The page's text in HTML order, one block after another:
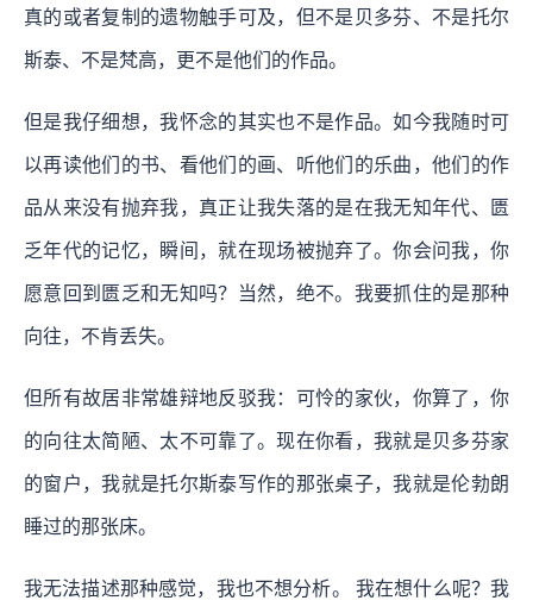
真的或者复制的遗物触手可及，但不是贝多芬、不是托尔
斯泰、不是梵高，更不是他们的作品。
但是我仔细想，我怀念的其实也不是作品。如今我随时可
以再读他们的书、看他们的画、听他们的乐曲，他们的作
品从来没有抛弃我，真正让我失落的是在我无知年代、匮
乏年代的记忆，瞬间，就在现场被抛弃了。你会问我，你
愿意回到匮乏和无知吗？当然，绝不。我要抓住的是那种
向往，不肯丢失。
但所有故居非常雄辩地反驳我：可怜的家伙，你算了，你
的向往太简陋、太不可靠了。现在你看，我就是贝多芬家
的窗户，我就是托尔斯泰写作的那张桌子，我就是伦勃朗
睡过的那张床。
我无法描述那种感觉，我也不想分析。 我在想什么呢？我